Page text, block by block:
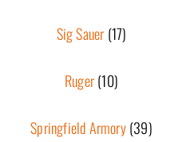
Sig Sauer (17)
Ruger(10)
Springfield Armory(39)